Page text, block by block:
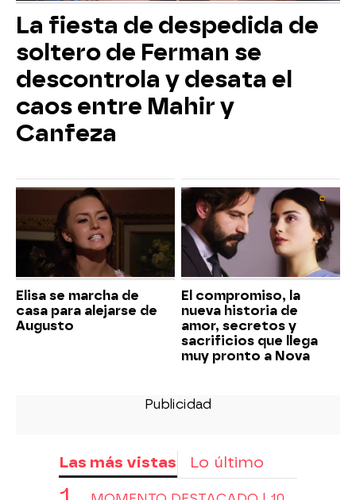
La fiesta de despedida de
soltero de Ferman se
descontrola y desata el
caos entre Mahir y
Canfeza
Elisa se marcha de
casa para alejarse de
Augusto
El compromiso, la
nueva historia de
amor, secretos y
sacrificios que llega
muy pronto a Nova
Las más vistas Lo último